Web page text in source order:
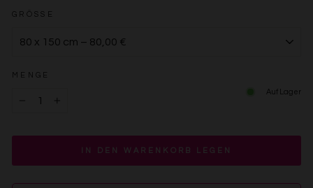
GRÖSSE
MENGE
Auf Lager
IN DEN WARENKORB LEGEN